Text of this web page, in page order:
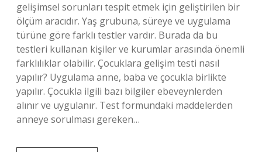
gelişimsel sorunları tespit etmek için geliştirilen bir
ölçüm aracıdır. Yaş grubuna, süreye ve uygulama
türüne göre farklı testler vardır. Burada da bu
testleri kullanan kişiler ve kurumlar arasında önemli
farklılıklar olabilir. Çocuklara gelişim testi nasıl
yapılır? Uygulama anne, baba ve çocukla birlikte
yapılır. Çocukla ilgili bazı bilgiler ebeveynlerden
alınır ve uygulanır. Test formundaki maddelerden
anneye sorulması gereken…